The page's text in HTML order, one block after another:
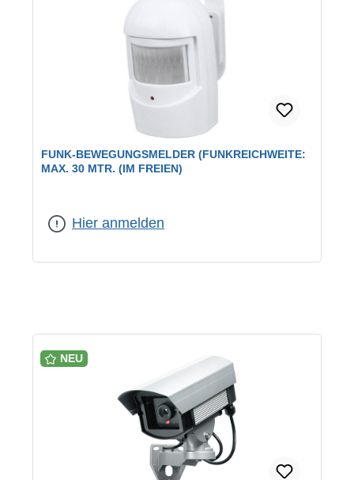
FUNK-BEWEGUNGSMELDER (FUNKREICHWEITE:
MAX. 30 MTR. (IM FREIEN)
Hier anmelden
NEU